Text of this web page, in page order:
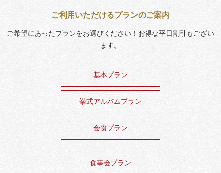
ご利用いただけるプランのご案内
ご希望にあったプランをお選びください！お得な平日割引もござい
ます。
基本プラン
挙式アルバムプラン
会食プラン
食事会プラン